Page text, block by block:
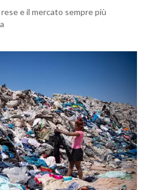
e il mercato sempre più